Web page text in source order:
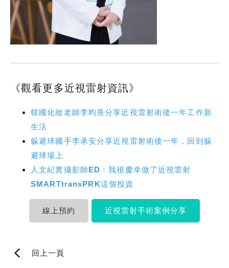
《觀看更多近視雷射資訊》
韓國化妝老師李昀熹分享近視雷射術後一年工作新
生活
躲避球國手李承安分享近視雷射術後一年，回到躲
避球場上
人文紀實攝影師ED：我很慶幸做了近視雷射
SMARTtransPRK這個投資
線上預約 近視雷射手術案例分享
回上一頁